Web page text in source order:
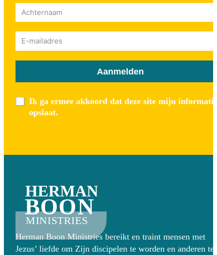
Aanmelden
Ik ga ermee akkoord dat deze site mijn
opslaat.
MINISTRIES
BOON
HERMAN
Herman Boon Ministries bereikt en traint mensen met
Jezus’ liefde om Zijn discipelen te worden en anderen te